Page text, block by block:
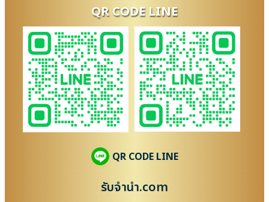
QR CODE LINE
QR CODE LINE
รับจํานํา.com